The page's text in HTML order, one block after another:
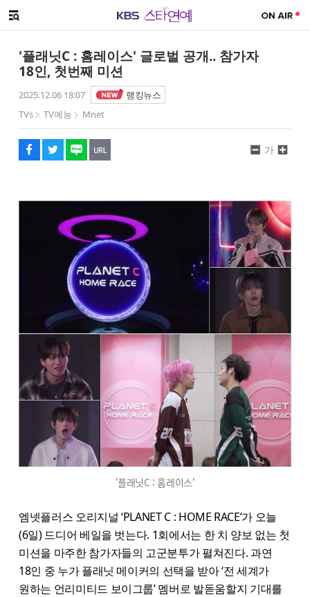
메뉴 열기
'플래닛C : 홈레이스' 글로벌 공개.. 참가자
18인, 첫번째 미션
2025.12.06 18:07
랭킹뉴스
TVs
TV예능 Mnet
페이스북
트위터
네이버
URL복사
글씨 작게보기
가
글씨 크게보기
'플래닛C : 홈레이스'
엠넷플러스 오리지널 ‘PLANET C : HOME RACE’가 오늘
(6일) 드디어 베일을 벗는다. 1회에서는 한 치 양보 없는 첫
미션을 마주한 참가자들의 고군분투가 펼쳐진다. 과연
18인 중 누가 플래닛 메이커의 선택을 받아 ‘전 세계가
원하는 언리미티드 보이그룹’ 멤버로 발돋움할지 기대를